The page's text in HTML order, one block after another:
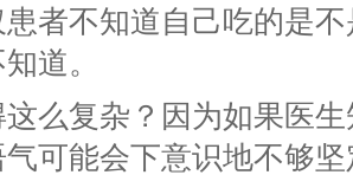
者不知道自己吃的是
道。
么复杂？因为如果医
可能会下意识地不够